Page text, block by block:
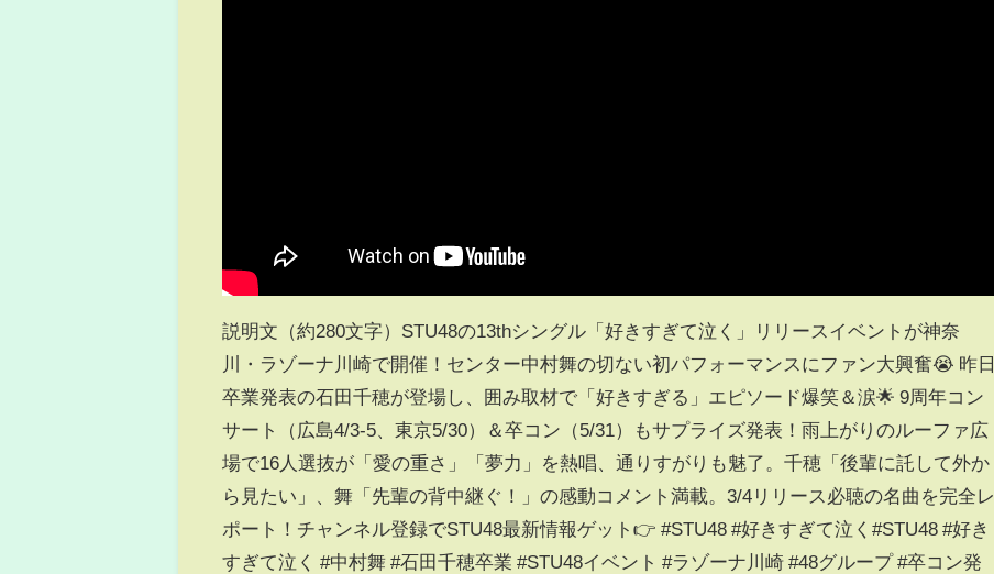
説明文（約280文字）STU48の13thシングル「好きすぎて泣く」リリースイベントが神奈
川・ラゾーナ川崎で開催！センター中村舞の切ない初パフォーマンスにファン大興奮😭 昨日
卒業発表の石田千穂が登場し、囲み取材で「好きすぎる」エピソード爆笑＆涙🌟 9周年コン
サート（広島4/3-5、東京5/30）＆卒コン（5/31）もサプライズ発表！雨上がりのルーファ広
場で16人選抜が「愛の重さ」「夢力」を熱唱、通りすがりも魅了。千穂「後輩に託して外か
ら見たい」、舞「先輩の背中継ぐ！」の感動コメント満載。3/4リリース必聴の名曲を完全レ
ポート！チャンネル登録でSTU48最新情報ゲット👉 #STU48 #好きすぎて泣く#STU48 #好き
すぎて泣く #中村舞 #石田千穂卒業 #STU48イベント #ラゾーナ川崎 #48グループ #卒コン発